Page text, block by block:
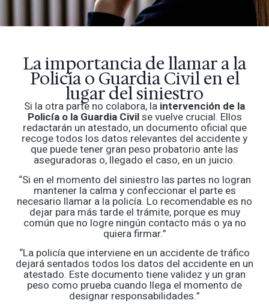
La importancia de llamar a la
Policía o Guardia Civil en el
lugar del siniestro
Si la otra parte no colabora, la intervención de la
Policía o la Guardia Civilse vuelve crucial. Ellos
redactarán un atestado, un documento oficial que
recoge todos los datos relevantes del accidente y
que puede tener gran peso probatorio ante las
aseguradoras o, llegado el caso, en un juicio.
“Si en el momento del siniestro las partes no logran
mantener la calma y confeccionar el parte es
necesario llamar a la policía. Lo recomendable es no
dejar para más tarde el trámite, porque es muy
común que no logre ningún contacto más o ya no
quiera firmar.”
“La policía que interviene en un accidente de tráfico
dejará sentados todos los datos del accidente en un
atestado. Este documento tiene validez y un gran
peso como prueba cuando llega el momento de
designar responsabilidades.”